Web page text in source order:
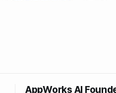
AppWorks AI